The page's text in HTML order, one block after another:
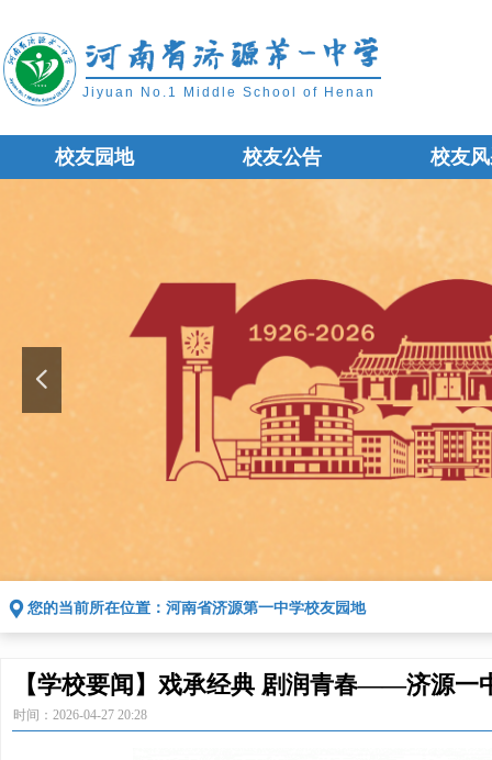
Jiyuan No.1 Middle School of Henan
校友园地 校友公告 校友
넳
끇 您的当前所在位置： 河南省济源第一中学校友园地
时间： 2026-04-27 20:28
【学校要闻】戏承经典 剧润青春——济源一